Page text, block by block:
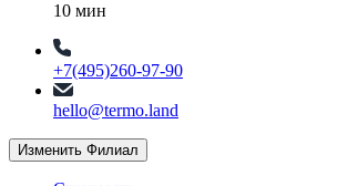
10 мин
+7(495)260-97-90
hello@termo.land
Изменить Филиал